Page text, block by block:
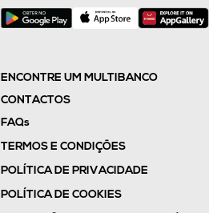
ENCONTRE UM MULTIBANCO
CONTACTOS
FAQs
TERMOS E CONDIÇÕES
POLÍTICA DE PRIVACIDADE
POLÍTICA DE COOKIES